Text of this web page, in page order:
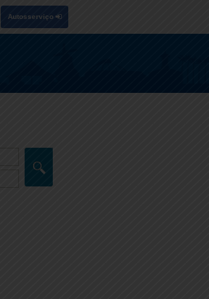
Autosserviço